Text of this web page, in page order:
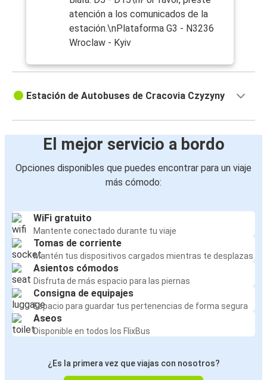
atención a los comunicados de la
estación.\nPlataforma G3 - N3236
Wroclaw - Kyiv
Estación de Autobuses de Cracovia Czyzyny
El mejor servicio a bordo
Opciones disponibles que puedes encontrar para un viaje
más cómodo:
WiFi gratuito
Mantente conectado durante tu viaje
Tomas de corriente
Mantén tus dispositivos cargados mientras te desplazas
Asientos cómodos
Disfruta de más espacio para las piernas
Consigna de equipajes
Espacio para guardar tus pertenencias de forma segura
Aseos
Disponible en todos los FlixBus
¿Es la primera vez que viajas con nosotros?